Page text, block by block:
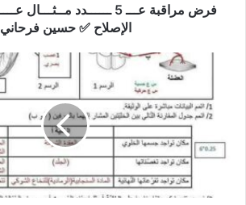
الإصلاح ✅ حسين فرحاني
علوم
والارض